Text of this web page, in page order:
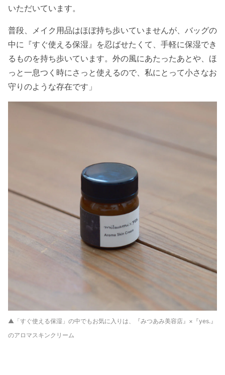
いただいています。
普段、メイク用品はほぼ持ち歩いていませんが、バッグの
中に『すぐ使える保湿』を忍ばせたくて、手軽に保湿でき
るものを持ち歩いています。外の風にあたったあとや、ほ
っと一息つく時にさっと使えるので、私にとって小さなお
守りのような存在です」
▲「すぐ使える保湿」の中でもお気に入りは、『みつあみ美容店』×『yes.』
のアロマスキンクリーム